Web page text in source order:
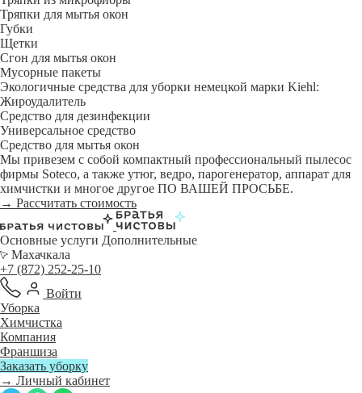
Тряпки для мытья окон
Губки
Щетки
Сгон для мытья окон
Мусорные пакеты
Экологичные средства для уборки немецкой марки Kiehl:
Жироудалитель
Средство для дезинфекции
Универсальное средство
Средство для мытья окон
Мы привезем с собой компактный профессиональный пылесос
фирмы Soteco, а также утюг, ведро, парогенератор, аппарат для
химчистки и многое другое ПО ВАШЕЙ ПРОСЬБЕ.
→ Рассчитать стоимость
Основные услуги Дополнительные
Махачкала
+7 (872) 252-25-10
Войти
Уборка
Химчистка
Компания
Франшиза
Заказать уборку
→ Личный кабинет